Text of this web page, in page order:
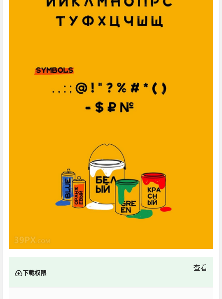
下载权限
查看